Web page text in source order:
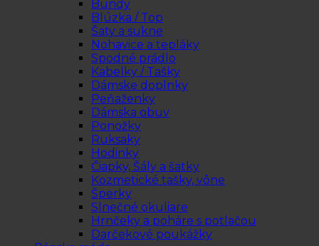
Bundy
Blúzka / Top
Šaty a sukne
Nohavice a tepláky
Spodné prádlo
Kabelky / Tašky
Dámske doplnky
Peňaženky
Dámska obuv
Ponožky
Ruksaky
Hodinky
Čiapky, Šály a šatky
Kozmetické tašky, vône
Šperky
Slnečné okuliare
Hrnčeky a poháre s potlačou
Darčekové poukážky